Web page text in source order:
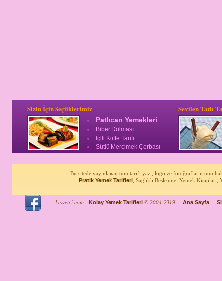
Sizin İçin Seçtiklerimiz
Patlıcan Yemekleri
Biber Dolması
İçlli Köfte Tarifi
Sütlü Mercimek Çorbası
Sevilen Tatlı
Bu sitede yayınlanan tüm tarif, yazı, logo ve fotoğrafların tüm
Pratik Yemek Tarifleri , Sağlıklı Beslenme, Yemek
Lezzetci.com - Kolay Yemek Tarifleri © 2004-2019 Ana Sayfa |